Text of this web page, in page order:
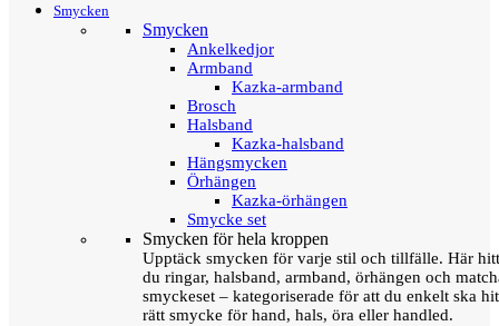
Smycken
Smycken
Ankelkedjor
Armband
Kazka-armband
Brosch
Halsband
Kazka-halsband
Hängsmycken
Örhängen
Kazka-örhängen
Smycke set
Smycken för hela kroppen
Upptäck smycken för varje stil och tillfälle. Här
du ringar, halsband, armband, örhängen och
smyckeset – kategoriserade för att du enkelt ska
rätt smycke för hand, hals, öra eller handled.